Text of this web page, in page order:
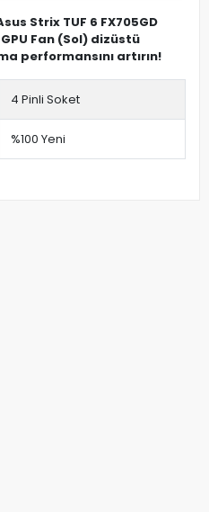
Strix TUF 6 FX705GD
Fan (Sol) dizüstü
performansını artırın!
4 Pinli Soket
%100 Yeni